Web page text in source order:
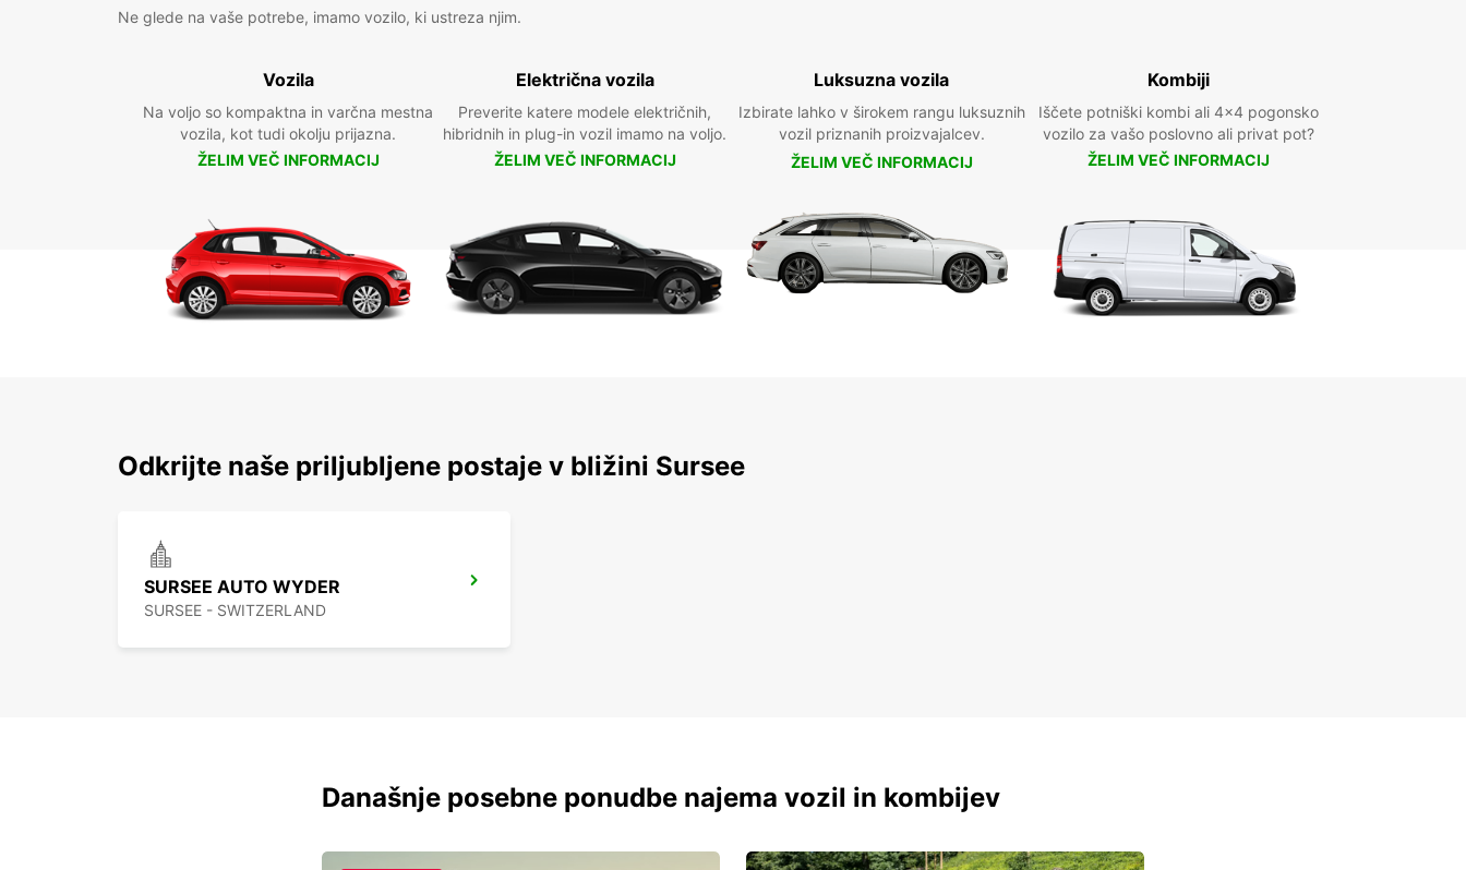
Ne glede na vaše potrebe, imamo vozilo, ki ustreza njim.
Vozila
Na voljo so kompaktna in varčna mestna
vozila, kot tudi okolju prijazna.
ŽELIM VEČ INFORMACIJ
Električna vozila
Preverite katere modele električnih,
hibridnih in plug-in vozil imamo na voljo.
ŽELIM VEČ INFORMACIJ
Luksuzna vozila
Izbirate lahko v širokem rangu luksuznih
vozil priznanih proizvajalcev.
ŽELIM VEČ INFORMACIJ
Kombiji
Iščete potniški kombi ali 4x4 pogonsko
vozilo za vašo poslovno ali privat pot?
ŽELIM VEČ INFORMACIJ
Odkrijte naše priljubljene postaje v bližini Sursee
SURSEE AUTO WYDER
SURSEE - SWITZERLAND
Današnje posebne ponudbe najema vozil in kombijev